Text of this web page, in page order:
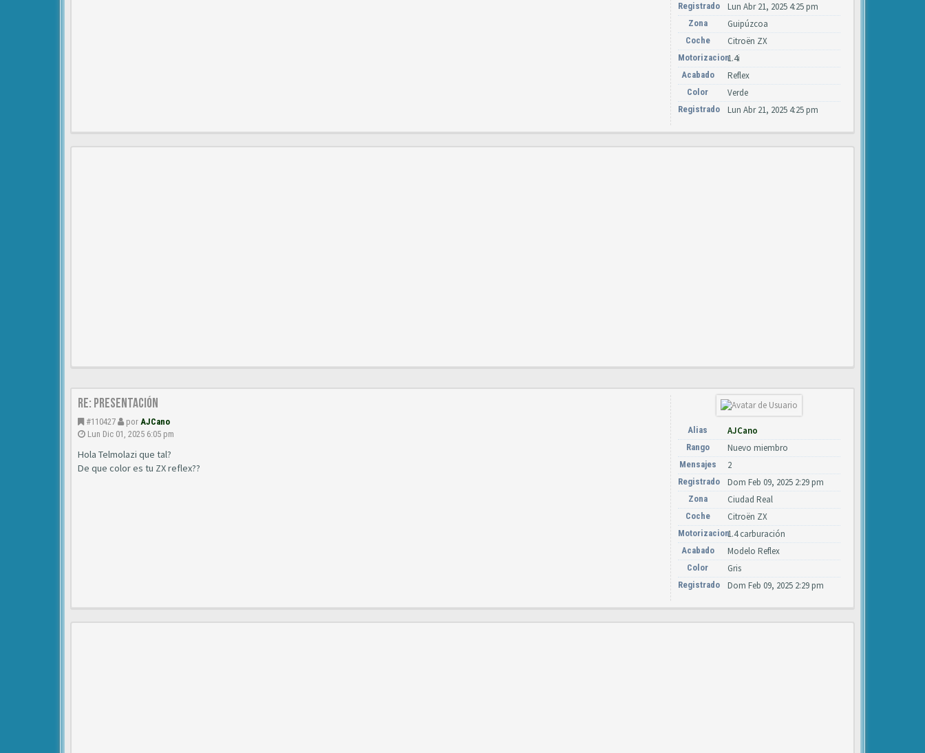
Registrado Lun Abr 21, 2025 4:25 pm
Zona Guipúzcoa
Coche Citroën ZX
Motorizacion1.4i
Acabado Reflex
Color Verde
Registrado Lun Abr 21, 2025 4:25 pm
Re: Presentación
#110427 por AJCano
Lun Dic 01, 2025 6:05 pm
Hola Telmolazi que tal?
De que color es tu ZX reflex??
Alias AJCano
Rango Nuevo miembro
Mensajes 2
Registrado Dom Feb 09, 2025 2:29 pm
Zona Ciudad Real
Coche Citroën ZX
Motorizacion1.4 carburación
Acabado Modelo Reflex
Color Gris
Registrado Dom Feb 09, 2025 2:29 pm